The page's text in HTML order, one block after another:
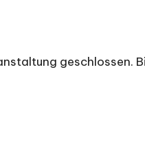
geschlossen.